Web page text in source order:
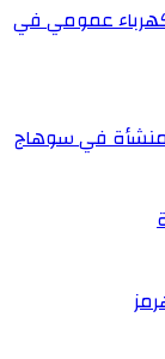
عمومي في
في سوهاج